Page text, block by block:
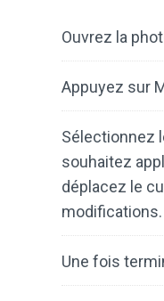
Ouvrez la
Appuyez sur
Sélectionnez
souhaitez
déplacez le
modifications.
Une fois